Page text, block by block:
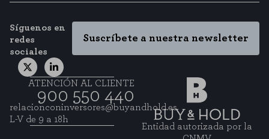
Síguenos en
redes
sociales
Suscríbete a nuestra newsletter
ATENCIÓN AL CLIENTE
900 550 440
relacionconinversores@buyandhold.es
L-V de 9 a 18h
Entidad autorizada por la